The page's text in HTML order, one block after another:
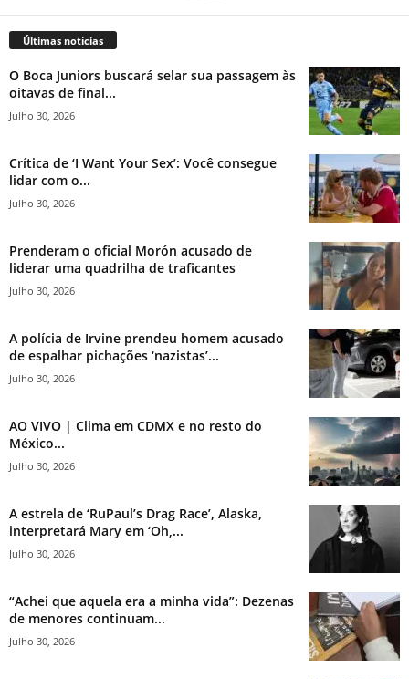
Últimas notícias
O Boca Juniors buscará selar sua passagem às
oitavas de final...
Julho 30, 2026
Crítica de ‘I Want Your Sex’: Você consegue
lidar com o...
Julho 30, 2026
Prenderam o oficial Morón acusado de
liderar uma quadrilha de traficantes
Julho 30, 2026
A polícia de Irvine prendeu homem acusado
de espalhar pichações ‘nazistas’...
Julho 30, 2026
AO VIVO | Clima em CDMX e no resto do
México...
Julho 30, 2026
A estrela de ‘RuPaul’s Drag Race’, Alaska,
interpretará Mary em ‘Oh,...
Julho 30, 2026
“Achei que aquela era a minha vida”: Dezenas
de menores continuam...
Julho 30, 2026